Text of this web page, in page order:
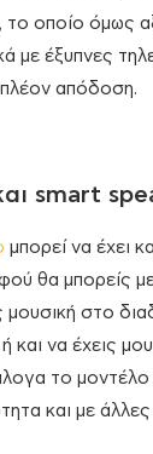
οποίο όμως
με έξυπνες
απόδοση.
smart
μπορεί να έχει
θα μπορείς
στο
και να έχεις
το μοντέλο
και με